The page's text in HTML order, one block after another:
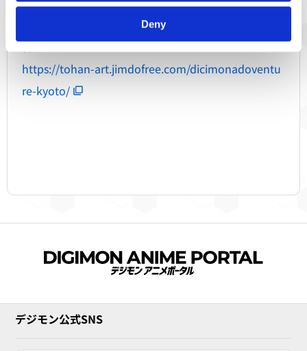
Deny
「京都駅」から地下道 直結
特設サイト
https://tohan-art.jimdofree.com/dicimonadoventu
re-kyoto/
デジモン公式SNS